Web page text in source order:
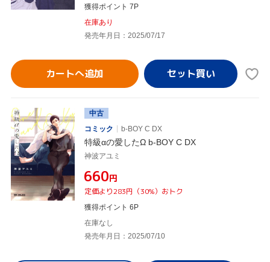
獲得ポイント 7P
在庫あり
発売年月日：2025/07/17
カートへ追加
中古
コミック
b-BOY C DX
特級αの愛したΩ b-BOY C DX
神波アユミ
¥660円
定価より283円（30%）おトク
獲得ポイント 6P
在庫なし
発売年月日：2025/07/10